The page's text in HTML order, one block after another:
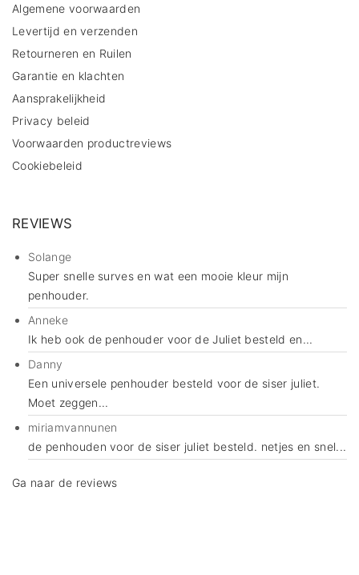
Algemene voorwaarden
Levertijd en verzenden
Retourneren en Ruilen
Garantie en klachten
Aansprakelijkheid
Privacy beleid
Voorwaarden productreviews
Cookiebeleid
REVIEWS
Solange
Super snelle surves en wat een mooie kleur mijn
penhouder.
Anneke
Ik heb ook de penhouder voor de Juliet besteld en...
Danny
Een universele penhouder besteld voor de siser juliet.
Moet zeggen...
miriamvannunen
de penhouden voor de siser juliet besteld. netjes en snel...
Ga naar de reviews